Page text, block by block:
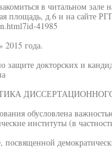
в читальном
площадь, д.6 и на сайте
41985
2015 года.
защите докторских и
обусловлена
институты (в
посвященной